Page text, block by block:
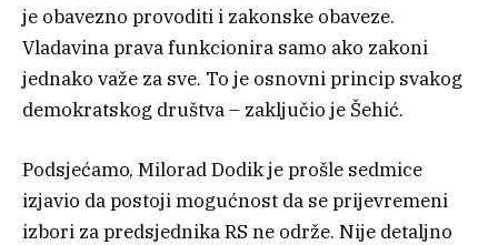
je obavezno provoditi i zakonske obaveze.
Vladavina prava funkcionira samo ako zakoni
jednako važe za sve. To je osnovni princip svakog
demokratskog društva – zaključio je Šehić.
Podsjećamo, Milorad Dodik je prošle sedmice
izjavio da postoji mogućnost da se prijevremeni
izbori za predsjednika RS ne održe. Nije detaljno